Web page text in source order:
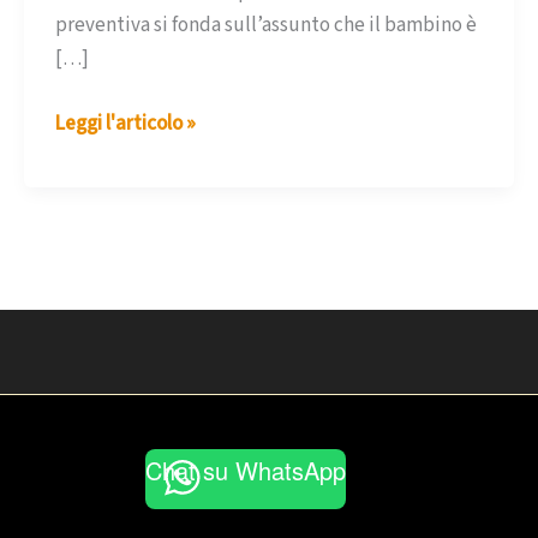
preventiva si fonda sull’assunto che il bambino è
[…]
Gruppi
Leggi l'articolo »
Chat su WhatsApp